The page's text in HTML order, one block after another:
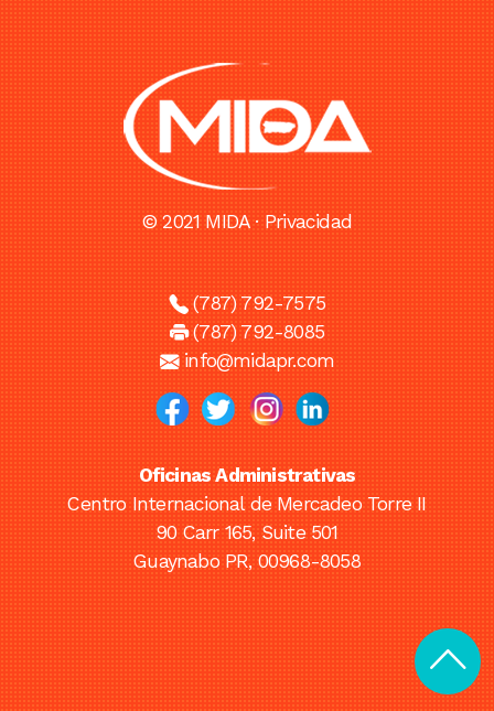
© 2021 MIDA ·Privacidad
(787) 792-7575
(787) 792-8085
info@midapr.com
Oficinas Administrativas
Centro Internacional de Mercadeo Torre II
90 Carr 165, Suite 501
Guaynabo PR, 00968-8058